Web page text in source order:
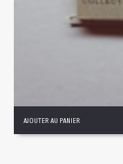
AJOUTER AU PANIER